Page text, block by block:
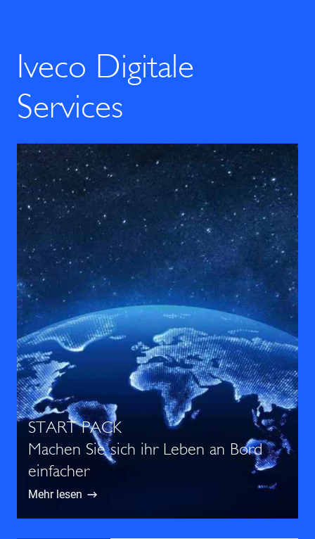
Iveco Digitale
Services
START PACK
Machen Sie sich ihr Leben an Bord
einfacher
Mehr lesen